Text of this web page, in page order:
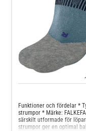
44( C), Strumpans längd:
Omfång vad: 40-46
Funktioner och fördelar *
strumpor * Märke:
särskilt utformade för
strumpor ger en optimal